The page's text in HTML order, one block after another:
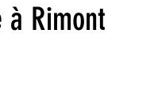
à Rimont